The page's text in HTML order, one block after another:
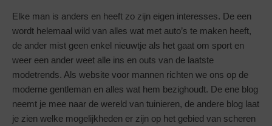
Elke man is anders en heeft zo zijn eigen interesses. De een
wordt helemaal wild van alles wat met auto’s te maken heeft,
de ander mist geen enkel nieuwtje als het gaat om sport en
weer een ander weet alle ins en outs van de laatste
modetrends. Als website voor mannen richten we ons op de
moderne gentleman en alles wat hem bezighoudt. De ene blog
neemt je mee naar de wereld van tuinieren, de andere blog laat
je zien welke mogelijkheden er zijn op het gebied van scheren